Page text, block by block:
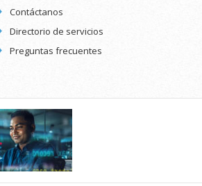
Contáctanos
Directorio de servicios
Preguntas frecuentes